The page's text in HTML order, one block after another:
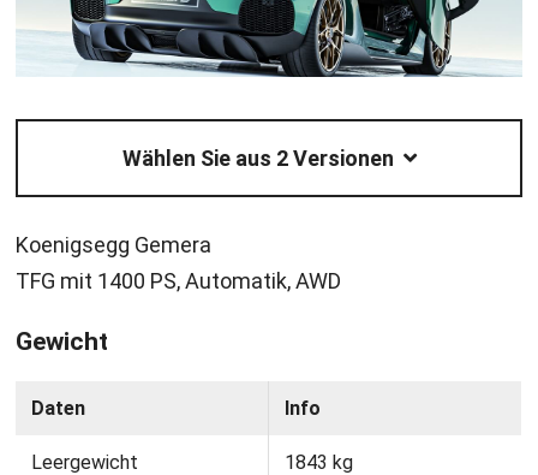
Koenigsegg Gemera
TFG mit 1400 PS, Automatik, AWD
Gewicht
Daten Info
Leergewicht 1843 kg